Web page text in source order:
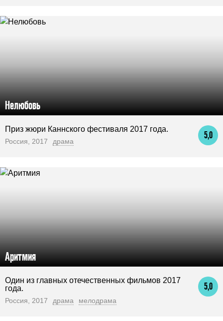
Нелюбовь
5,0
Приз жюри Каннского фестиваля 2017 года.
Россия, 2017 драма
Аритмия
5,0
Один из главных отечественных фильмов 2017
года.
Россия, 2017 драма мелодрама